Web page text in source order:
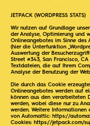
JETPACK (WORDPRESS STATS)
Wir nutzen auf Grundlage
der Analyse, Optimierung und
Onlineangebotes im Sinne des
(hier die Unterfunktion
Auswertung der
Street #343, San Francisco, CA
Textdateien, die auf Ihrem
Analyse der Benutzung der
Die durch das Cookie
Onlineangebotes werden auf
können aus den verarbeiteten
werden, wobei diese nur zu
werden. Weitere Informationen
von Automattic: https://
Cookies: https://jetpack.com/